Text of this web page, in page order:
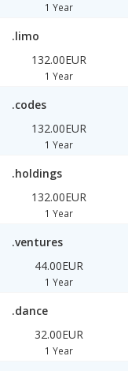
1 Year
.limo
132.00EUR
1 Year
.codes
132.00EUR
1 Year
.holdings
132.00EUR
1 Year
.ventures
44.00EUR
1 Year
.dance
32.00EUR
1 Year